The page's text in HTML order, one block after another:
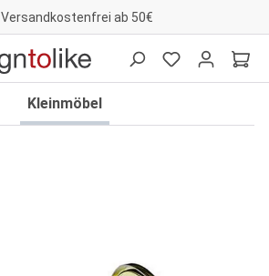
Versandkostenfrei ab 50€
Kleinmöbel